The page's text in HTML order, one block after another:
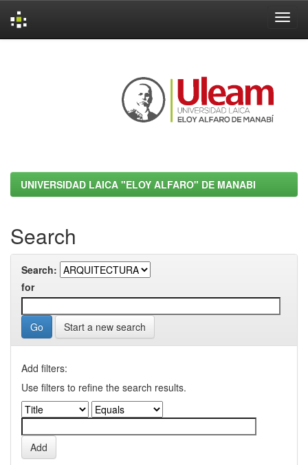
UNIVERSIDAD LAICA "ELOY ALFARO" DE MANABI
Search
Search:
for
Start a new search
Add filters:
Use filters to refine the search results.